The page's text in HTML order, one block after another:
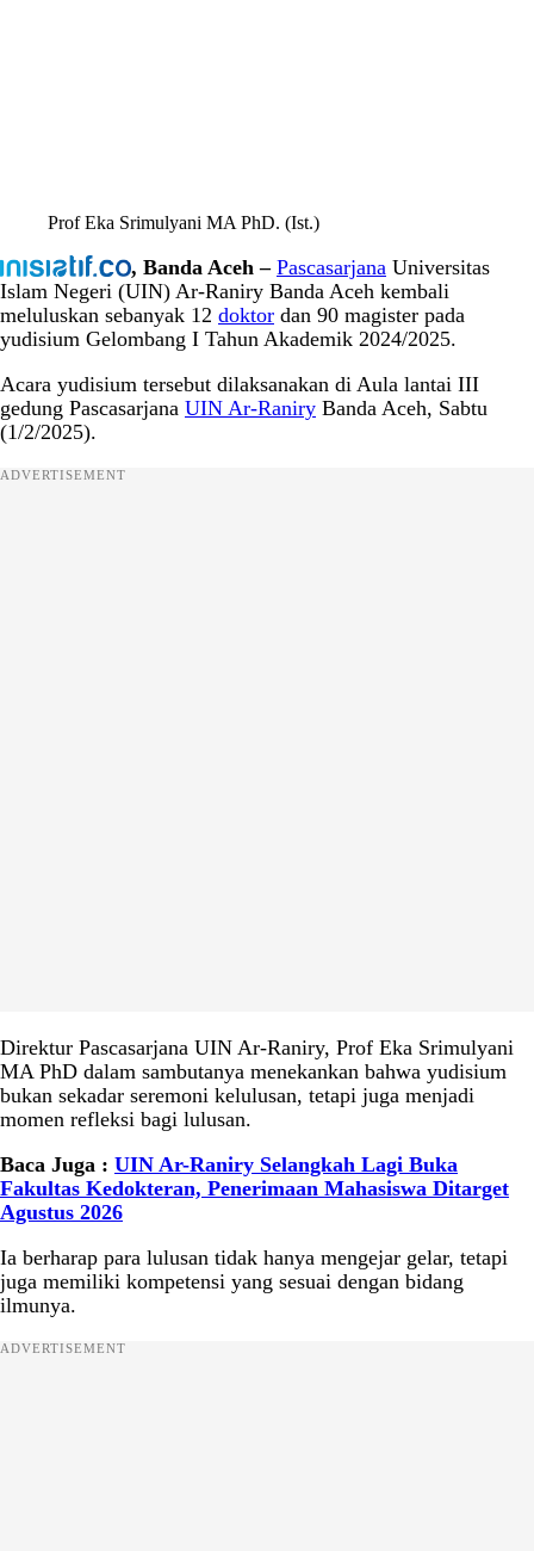
Prof Eka Srimulyani MA PhD. (Ist.)
, Banda Aceh – PascasarjanaUniversitas
Islam Negeri (UIN) Ar-Raniry Banda Aceh kembali
meluluskan sebanyak 12 doktor dan 90 magister pada
yudisium Gelombang I Tahun Akademik 2024/2025.
Acara yudisium tersebut dilaksanakan di Aula lantai III
gedung Pascasarjana UIN Ar-Raniry Banda Aceh, Sabtu
(1/2/2025).
ADVERTISEMENT
Direktur Pascasarjana UIN Ar-Raniry, Prof Eka Srimulyani
MA PhD dalam sambutanya menekankan bahwa yudisium
bukan sekadar seremoni kelulusan, tetapi juga menjadi
momen refleksi bagi lulusan.
Baca Juga : UIN Ar-Raniry Selangkah Lagi Buka
Fakultas Kedokteran, Penerimaan Mahasiswa Ditarget
Agustus 2026
Ia berharap para lulusan tidak hanya mengejar gelar, tetapi
juga memiliki kompetensi yang sesuai dengan bidang
ilmunya.
ADVERTISEMENT